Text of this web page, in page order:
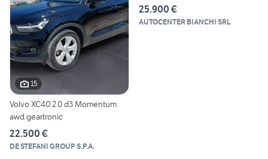
15
Volvo XC40 2.0 d3 Momentum
awd geartronic
22.500 €
DE STEFANI GROUP S.P.A.
25.900 €
AUTOCENTER BIANCHI SRL